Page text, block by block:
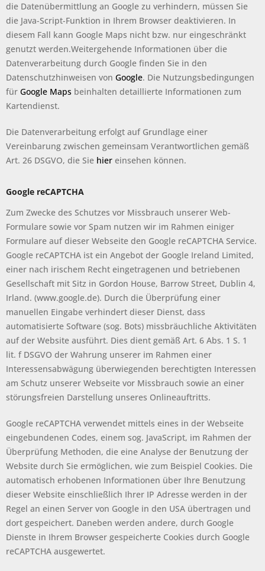
die Datenübermittlung an Google zu verhindern, müssen Sie
die Java-Script-Funktion in Ihrem Browser deaktivieren. In
diesem Fall kann Google Maps nicht bzw. nur eingeschränkt
genutzt werden.Weitergehende Informationen über die
Datenverarbeitung durch Google finden Sie in den
Datenschutzhinweisen von Google. Die Nutzungsbedingungen
für Google Maps beinhalten detaillierte Informationen zum
Kartendienst.
Die Datenverarbeitung erfolgt auf Grundlage einer
Vereinbarung zwischen gemeinsam Verantwortlichen gemäß
Art. 26 DSGVO, die Sie hier einsehen können.
Google reCAPTCHA
Zum Zwecke des Schutzes vor Missbrauch unserer Web-
Formulare sowie vor Spam nutzen wir im Rahmen einiger
Formulare auf dieser Webseite den Google reCAPTCHA Service.
Google reCAPTCHA ist ein Angebot der Google Ireland Limited,
einer nach irischem Recht eingetragenen und betriebenen
Gesellschaft mit Sitz in Gordon House, Barrow Street, Dublin 4,
Irland. (www.google.de). Durch die Überprüfung einer
manuellen Eingabe verhindert dieser Dienst, dass
automatisierte Software (sog. Bots) missbräuchliche Aktivitäten
auf der Website ausführt. Dies dient gemäß Art. 6 Abs. 1 S. 1
lit. f DSGVO der Wahrung unserer im Rahmen einer
Interessensabwägung überwiegenden berechtigten Interessen
am Schutz unserer Webseite vor Missbrauch sowie an einer
störungsfreien Darstellung unseres Onlineauftritts.
Google reCAPTCHA verwendet mittels eines in der Webseite
eingebundenen Codes, einem sog. JavaScript, im Rahmen der
Überprüfung Methoden, die eine Analyse der Benutzung der
Website durch Sie ermöglichen, wie zum Beispiel Cookies. Die
automatisch erhobenen Informationen über Ihre Benutzung
dieser Website einschließlich Ihrer IP Adresse werden in der
Regel an einen Server von Google in den USA übertragen und
dort gespeichert. Daneben werden andere, durch Google
Dienste in Ihrem Browser gespeicherte Cookies durch Google
reCAPTCHA ausgewertet.